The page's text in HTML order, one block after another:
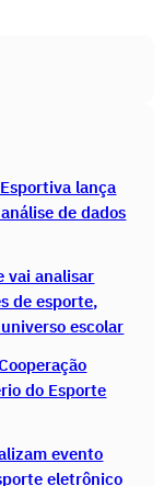
lança
de dados
vai analisar
de esporte,
escolar
do Esporte
evento
eletrônico